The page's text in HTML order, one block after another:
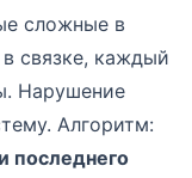
сложные в
связке, каждый
Нарушение
Алгоритм:
последнего